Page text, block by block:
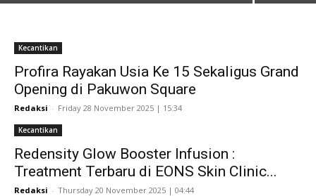
Kecantikan
Profira Rayakan Usia Ke 15 Sekaligus Grand
Opening di Pakuwon Square
Redaksi - Friday 28 November 2025 | 15:34
Kecantikan
Redensity Glow Booster Infusion :
Treatment Terbaru di EONS Skin Clinic...
Redaksi - Thursday 20 November 2025 | 04:44